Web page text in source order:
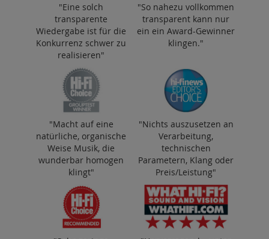
"So nahezu vollkommen transparent kann
nur ein ein Award-Gewinner klingen."
"Eine solch
transparente
Wiedergabe ist für die
Konkurrenz schwer zu
realisieren"
"So nahezu vollkommen
transparent kann nur
ein ein Award-Gewinner
klingen."
"Macht auf eine
natürliche, organische
Weise Musik, die
wunderbar homogen
klingt"
"Nichts auszusetzen an
Verarbeitung,
technischen
Parametern, Klang oder
Preis/Leistung"